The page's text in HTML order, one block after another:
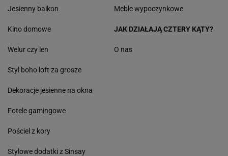
Jesienny balkon Meble wypoczynkowe
Kino domowe
Welur czy len
Styl boho loft za grosze
Dekoracje jesienne na okna
Fotele gamingowe
Pościel z kory
Stylowe dodatki z Sinsay
JAK DZIAŁAJĄ CZTERY KĄTY?
O nas